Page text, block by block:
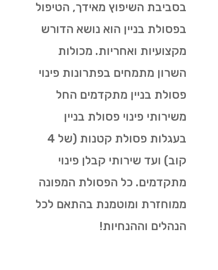
בסביבת השיפוץ מאידך, הטיפול
בפסולת בניין הוא נושא הדורש
מקצועיות ואחריות. מכולות
השרון מתמחים בפתרונות פינוי
פסולת בניין מתקדמים החל
משירותי פינוי פסולת בניין
בעגלות פסולת קטנות (של 4
קוב) ועד שירותי קבלן פינוי
מתקדמים. כל הפסולת המפונה
ממוחזרת ומוטמנת בהתאם לכל
הנהלים וההנחיות!